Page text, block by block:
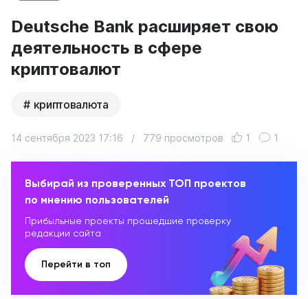
Deutsche Bank расширяет свою
деятельность в сфере
криптовалют
криптовалюта
14 сентября 2023 17:16 / 779 просмотров 1 1
Выбирай из проверенных ТОП проектов
по мнению пользователей
Прибыльные проекты прошедшие проверку
редакции сайта
Перейти в топ